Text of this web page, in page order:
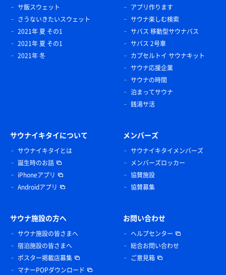
サ飯スウェット
さうないきたいスウェット
2021年 夏 その1
2021年 夏 その1
2021年 冬
アプリ作ります
サウナ楽しむ検索
サバス 移動型サウナバス
サバス 2号車
カプセルトイ サウナキット
サウナ応援企業
サウナの時間
泊まってサウナ
銭湯サ活
サウナイキタイについて
サウナイキタイとは
誕生時のお話
iPhoneアプリ
Androidアプリ
メンバーズ
サウナイキタイメンバーズ
メンバーズロッカー
協賛施設
協賛募集
サウナ施設の方へ
サウナ施設の皆さまへ
宿泊施設の皆さまへ
ポスター掲載店募集
マナーPOPダウンロード
お問い合わせ
ヘルプセンター
総合お問い合わせ
ご意見箱